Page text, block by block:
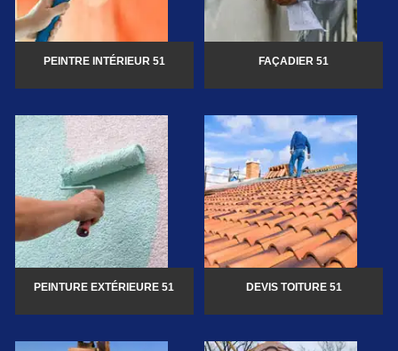
PEINTRE INTÉRIEUR 51 FAÇADIER 51
PEINTURE EXTÉRIEURE 51 DEVIS TOITURE 51